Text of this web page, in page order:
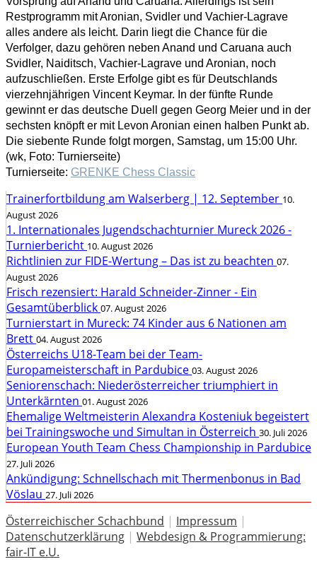
Restprogramm mit Aronian, Svidler und Vachier-Lagrave
alles andere als leicht. Darin liegt die Chance für die
Verfolger, dazu gehören neben Anand und Caruana auch
Svidler, Naiditsch, Vachier-Lagrave und Aronian, noch
aufzuschließen. Erste Erfolge gibt es für Deutschlands
vierzehnjährigen Vincent Keymar. In der fünfte Runde
gewinnt er das deutsche Duell gegen Georg Meier und in der
sechsten knöpft er mit Levon Aronian einen halben Punkt ab.
Die siebente Runde folgt morgen, Samstag, um 15:00 Uhr.
(wk, Foto: Turnierseite)
Turnierseite: GRENKE Chess Classic
Trainerfortbildung am Walserberg | 12. September 10.
August 2026
1. Internationales Jugendschachturnier Mureck 2026 -
Turnierbericht 10. August 2026
Richtlinien zur FIDE-Wertung – Das ist zu beachten 07.
August 2026
Frisch rezensiert: Harald Schneider-Zinner - Ein
Gesamtüberblick 07. August 2026
Turnierstart in Mureck: 74 Kinder aus 6 Nationen am
Brett 04. August 2026
Österreichs U18-Team bei der Team-
Europameisterschaft in Pardubice 03. August 2026
Seniorenschach: Niederösterreicher triumphiert in
Unterkärnten 01. August 2026
Ehemalige Weltmeisterin Alexandra Kosteniuk begeistert
bei Trainingswoche und Simultan in Österreich 30. Juli 2026
European Youth Team Chess Championship in Pardubice
27. Juli 2026
Ankündigung: Schnellschach mit Thermenbonus in Bad
Vöslau 27. Juli 2026
Österreichischer Schachbund | Impressum |
Datenschutzerklärung | Webdesign & Programmierung:
fair-IT e.U.